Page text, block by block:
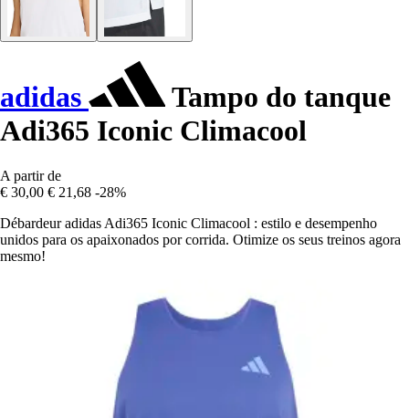
adidas
Tampo do tanque
Adi365 Iconic Climacool
A partir de
€ 30,00 € 21,68 -28%
Débardeur adidas Adi365 Iconic Climacool : estilo e desempenho
unidos para os apaixonados por corrida. Otimize os seus treinos agora
mesmo!